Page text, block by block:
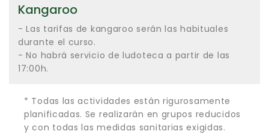
Kangaroo
- Las tarifas de kangaroo serán las habituales
durante el curso.
- No habrá servicio de ludoteca a partir de las
17:00h.
* Todas las actividades están rigurosamente
planificadas. Se realizarán en grupos reducidos
y con todas las medidas sanitarias exigidas.